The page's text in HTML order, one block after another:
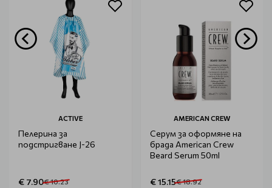
ACTIVE
Пелерина за
подстригване J-26
€ 7.90€ 10.23
AMERICAN CREW
Серум за оформяне на
брада American Crew
Beard Serum 50ml
€ 15.15€ 18.92